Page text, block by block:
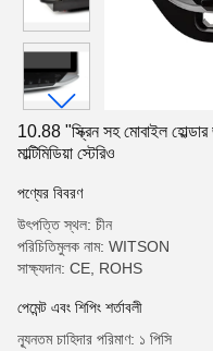
10.88 "স্ক্রিন সহ মোবাইল
মাল্টিমিডিয়া স্টেরিও
পণ্যের বিবরণ
উৎপত্তি স্থল: চীন
পরিচিতিমুলক নাম: WITSON
সাক্ষ্যদান: CE, ROHS
পেমেন্ট এবং শিপিং শর্তাবলী
ন্যূনতম চাহিদার পরিমাণ: ১ পিসি